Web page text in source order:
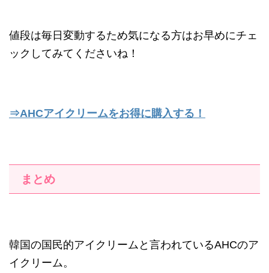
値段は毎日変動するため気になる方はお早めにチェ
ックしてみてくださいね！
⇒AHCアイクリームをお得に購入する！
まとめ
韓国の国民的アイクリームと言われているAHCのア
イクリーム。